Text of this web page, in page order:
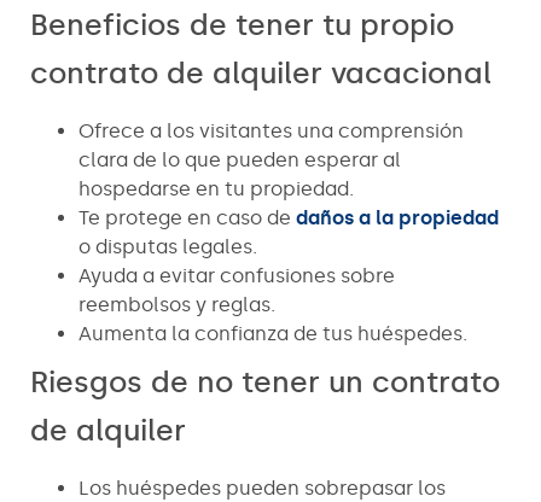
Beneficios de tener tu propio
contrato de alquiler vacacional
Ofrece a los visitantes una comprensión
clara de lo que pueden esperar al
hospedarse en tu propiedad.
Te protege en caso de daños a la propiedad
o disputas legales.
Ayuda a evitar confusiones sobre
reembolsos y reglas.
Aumenta la confianza de tus huéspedes.
Riesgos de no tener un contrato
de alquiler
Los huéspedes pueden sobrepasar los